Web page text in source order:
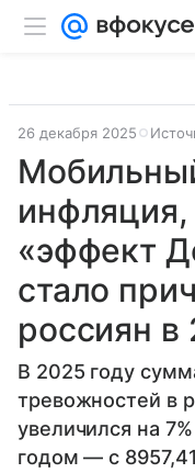
26 декабря 2025
инфляция,
«эффект
стало
россиян в
В 2025 году
тревожностей в
увеличился на
годом — с